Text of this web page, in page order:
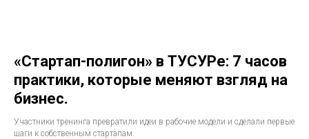
«Стартап-полигон» в ТУСУРе: 7 часов
практики, которые меняют взгляд на
бизнес.
Участники тренинга превратили идеи в рабочие модели и сделали первые
шаги к собственным стартапам.